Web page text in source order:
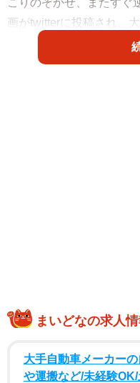
こりのぞかせ、またすぐ
画がtwitterに投稿され、
投稿したのは、きのこ
まいどなの求人
大手自動車メーカー
や運搬など/未経験